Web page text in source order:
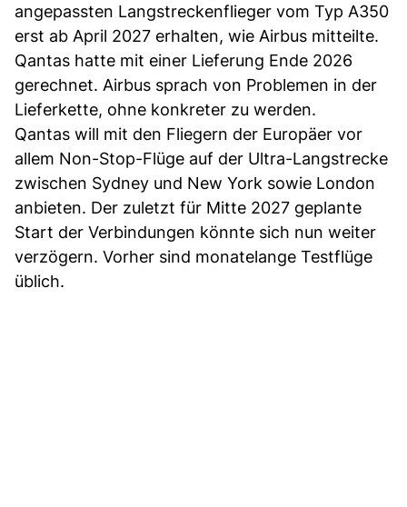
angepassten Langstreckenflieger vom Typ A350
erst ab April 2027 erhalten, wie Airbus mitteilte.
Qantas hatte mit einer Lieferung Ende 2026
gerechnet. Airbus sprach von Problemen in der
Lieferkette, ohne konkreter zu werden.
Qantas will mit den Fliegern der Europäer vor
allem Non-Stop-Flüge auf der Ultra-Langstrecke
zwischen Sydney und New York sowie London
anbieten. Der zuletzt für Mitte 2027 geplante
Start der Verbindungen könnte sich nun weiter
verzögern. Vorher sind monatelange Testflüge
üblich.